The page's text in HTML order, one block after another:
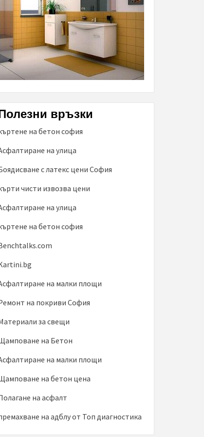
връзки
на бетон софия
на улица
с латекс цени София
чисти извозва цени
на улица
на бетон софия
на малки площи
на покриви София
за свещи
на Бетон
на малки площи
на бетон цена
на асфалт
на адблу от Топ диагностика